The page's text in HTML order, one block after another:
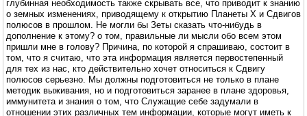
глубинная необходимость также скрывать все, что приводит к знанию
о земных изменениях, приводящему к открытию Планеты X и Сдвигов
полюсов в прошлом. Не могли бы Зеты сказать что-нибудь в
дополнение к этому? о том, правильные ли мысли обо всем этом
пришли мне в голову? Причина, по которой я спрашиваю, состоит в
том, что я считаю, что эта информация является первостепенный
для тех из нас, кто действительно хочет относиться к Сдвигу
полюсов серьезно. Мы должны подготовиться не только в плане
методик выживания, но и подготовиться заранее в плане здоровья,
иммунитета и знания о том, что Служащие себе задумали в
отношении этих различных тем информации, которые могут иметь к